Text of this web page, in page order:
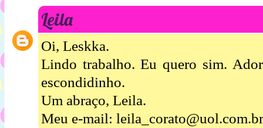
Leila
Oi, Leskka.
Lindo trabalho. Eu quero sim.
escondidinho.
Um abraço, Leila.
Meu e-mail: leila_corato@uol.com.br